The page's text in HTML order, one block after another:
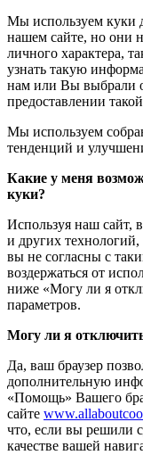
Мы используем куки
нашем сайте, но они
личного характера,
узнать такую
нам или Вы выбрали
предоставлении
Мы используем
тенденций и
Какие у меня
куки?
Используя наш сайт,
и других
вы не согласны с
воздержаться от
ниже «Могу ли я
параметров.
Могу ли я
Да, ваш браузер
дополнительную
«Помощь» Вашего
сайте
что, если вы решили
качестве вашей